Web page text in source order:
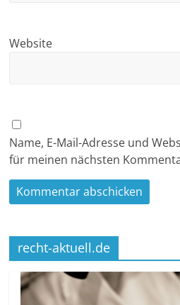
Website
Name, E-Mail-Adresse und
für meinen nächsten
recht-aktuell.de